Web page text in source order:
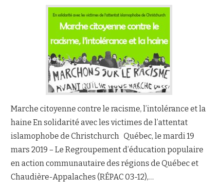
Marche citoyenne contre le racisme, l’intolérance et la
haine En solidarité avec les victimes de l’attentat
islamophobe de Christchurch Québec, le mardi 19
mars 2019 – Le Regroupement d’éducation populaire
en action communautaire des régions de Québec et
Chaudière-Appalaches (RÉPAC 03-12),…